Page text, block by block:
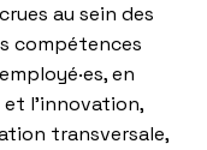
au sein des
compétences
en
l’innovation,
transversale,